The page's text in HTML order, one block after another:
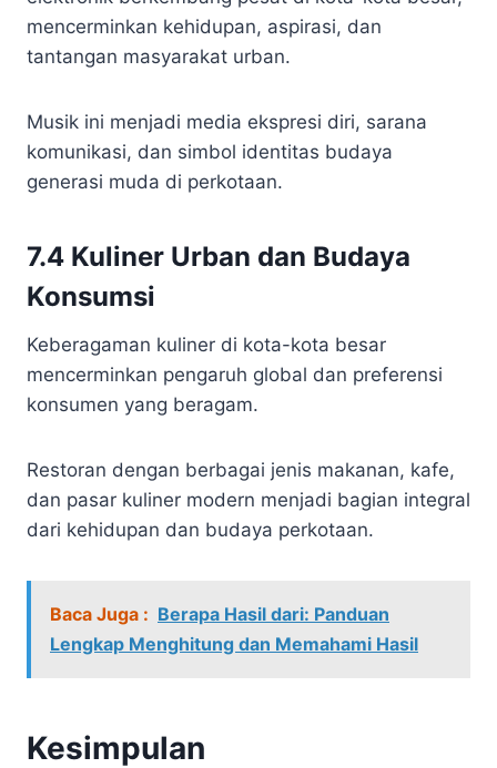
mencerminkan kehidupan, aspirasi, dan
tantangan masyarakat urban.
Musik ini menjadi media ekspresi diri, sarana
komunikasi, dan simbol identitas budaya
generasi muda di perkotaan.
7.4 Kuliner Urban dan Budaya
Konsumsi
Keberagaman kuliner di kota-kota besar
mencerminkan pengaruh global dan preferensi
konsumen yang beragam.
Restoran dengan berbagai jenis makanan, kafe,
dan pasar kuliner modern menjadi bagian integral
dari kehidupan dan budaya perkotaan.
Baca Juga : Berapa Hasil dari: Panduan
Lengkap Menghitung dan Memahami Hasil
Kesimpulan